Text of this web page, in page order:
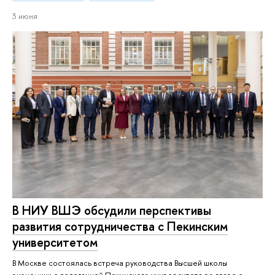
3 июня
В НИУ ВШЭ обсудили перспективы
развития сотрудничества с Пекинским
университетом
В Москве состоялась встреча руководства Высшей школы